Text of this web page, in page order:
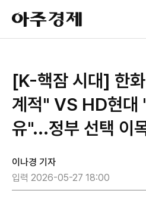
아
주
경
[K-핵잠 시대] 한
계적" VS HD현대
유"...정부 선택 이
이나경 기자
입력 2026-05-27 18:00